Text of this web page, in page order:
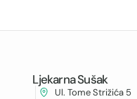
Ljekarna Sušak
Ul. Tome Strižića 5